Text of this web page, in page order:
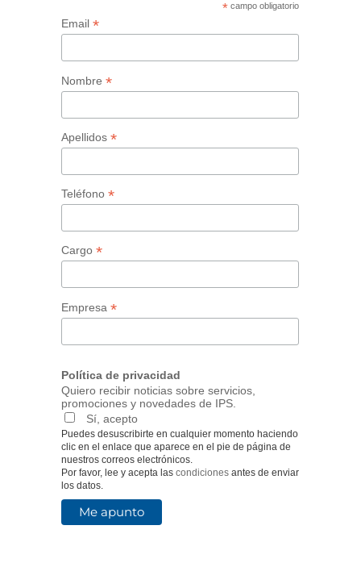
*campo obligatorio
Email *
Nombre *
Apellidos *
Teléfono *
Cargo *
Empresa *
Política de privacidad
Quiero recibir noticias sobre servicios,
promociones y novedades de IPS.
Sí, acepto
Puedes desuscribirte en cualquier momento haciendo
clic en el enlace que aparece en el pie de página de
nuestros correos electrónicos.
Por favor, lee y acepta las condicionesantes de enviar
los datos.